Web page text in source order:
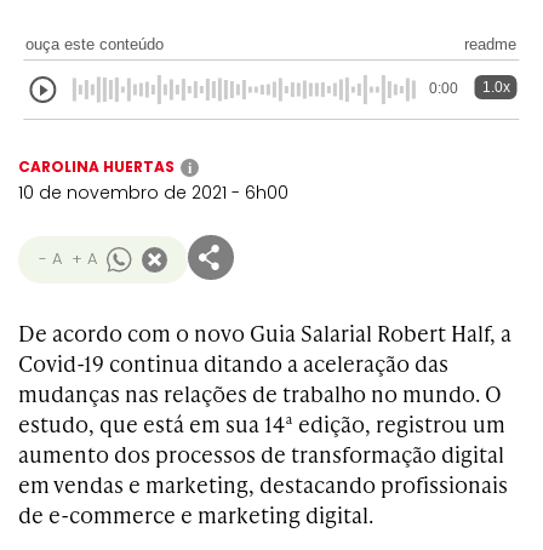
ouça este conteúdo readme
0:00 1.0x
CAROLINA HUERTAS i
10 de novembro de 2021 - 6h00
- A + A
De acordo com o novo Guia Salarial Robert Half, a
Covid-19 continua ditando a aceleração das
mudanças nas relações de trabalho no mundo. O
estudo, que está em sua 14ª edição, registrou um
aumento dos processos de transformação digital
em vendas e marketing, destacando profissionais
de e-commerce e marketing digital.